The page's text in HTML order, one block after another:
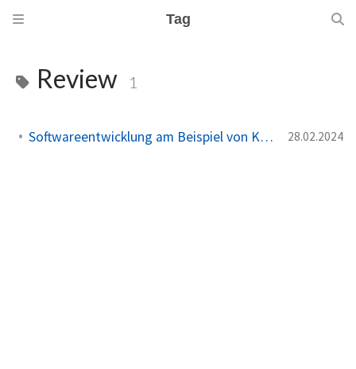
Tag
Review 1
Softwareentwicklung am Beispiel von Kuchen backen erklärt 28.02.2024